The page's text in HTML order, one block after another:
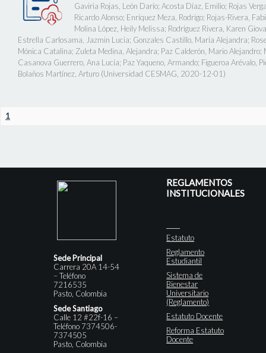
Gaviria Rojas, León Darío; Acosta Díaz, Emilio; Rojas
Ricardo Alonso; Enríquez Meza, Rodrigo; Rojas-Rivera,
Molina López, Heily Melissa; Rodríguez Rivera, Karen
Estrella Carlosama, Jazmin Lucia; Gonzales Castillo, María Alejandra;
Mónica Catalina; Zuleta Medina, Alejandra; Paz Calderón, Mario Alejandro;
Casanova Guerrero, Ana Lucía; Paz Yaqueno, Armando; Figueroa Arévalo,
Bolaños Martínez, Arturo (Universidad CESMAG 2020-12-01 )
1
Sede Principal
Carrera 20A 14-54
– Teléfono
7216535
Pasto, Colombia
Sede Santiago
Calle 12 #22f-16 –
Teléfono 7374506-
7374505
Pasto, Colombia
REGLAMENTOS
INSTITUCIONALES
Estatuto
Reglamento
Estudiantil
Sistema de
Bienestar
Universitario
(Reglamento)
Estatuto Docente
Reforma Estatuto
Docente